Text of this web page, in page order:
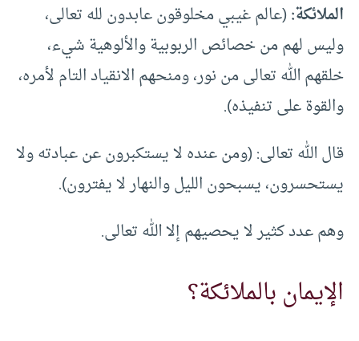
الملائكة:(عالم غيبي مخلوقون عابدون لله تعالى،
وليس لهم من خصائص الربوبية والألوهية شيء،
خلقهم الله تعالى من نور، ومنحهم الانقياد التام لأمره،
والقوة على تنفيذه).
قال الله تعالى: (ومن عنده لا يستكبرون عن عبادته ولا
يستحسرون، يسبحون الليل والنهار لا يفترون).
وهم عدد كثير لا يحصيهم إلا الله تعالى.
الإيمان بالملائكة؟